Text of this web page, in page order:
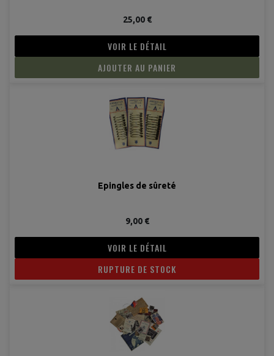
25,00 €
VOIR LE DÉTAIL
AJOUTER AU PANIER
Epingles de sûreté
9,00 €
VOIR LE DÉTAIL
RUPTURE DE STOCK